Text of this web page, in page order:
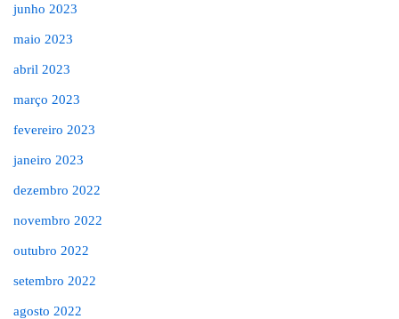
junho 2023
maio 2023
abril 2023
março 2023
fevereiro 2023
janeiro 2023
dezembro 2022
novembro 2022
outubro 2022
setembro 2022
agosto 2022